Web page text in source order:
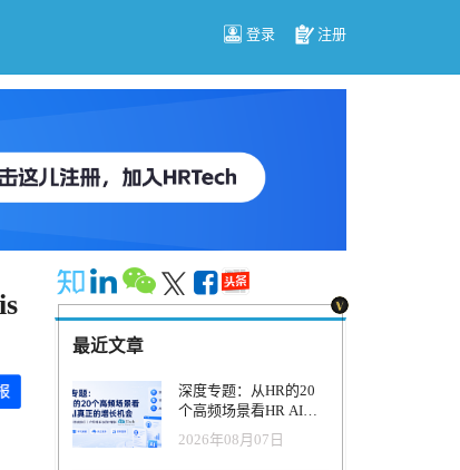
登录 注册
最近文章
深度专题：从HR的20
个高频场景看HR AI真
正的增长机会
2026年08月07日